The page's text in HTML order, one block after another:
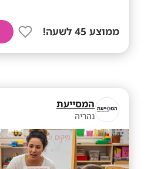
ממוצע 45 לשעה!
המסייעת
נהריה